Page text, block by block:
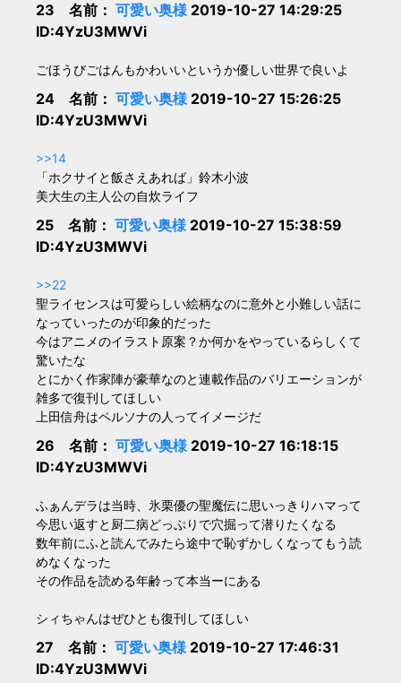
23 名前： 可愛い奥様2019-10-27 14:29:25
ID:4YzU3MWVi
ごほうびごはんもかわいいというか優しい世界で良いよ
24 名前： 可愛い奥様2019-10-27 15:26:25
ID:4YzU3MWVi
>>14
「ホクサイと飯さえあれば」鈴木小波
美大生の主人公の自炊ライフ
25 名前： 可愛い奥様2019-10-27 15:38:59
ID:4YzU3MWVi
>>22
聖ライセンスは可愛らしい絵柄なのに意外と小難しい話に
なっていったのが印象的だった
今はアニメのイラスト原案？か何かをやっているらしくて
驚いたな
とにかく作家陣が豪華なのと連載作品のバリエーションが
雑多で復刊してほしい
上田信舟はペルソナの人ってイメージだ
26 名前： 可愛い奥様2019-10-27 16:18:15
ID:4YzU3MWVi
ふぁんデラは当時、氷栗優の聖魔伝に思いっきりハマって
今思い返すと厨二病どっぷりで穴掘って潜りたくなる
数年前にふと読んでみたら途中で恥ずかしくなってもう読
めなくなった
その作品を読める年齢って本当ーにある
シィちゃんはぜひとも復刊してほしい
27 名前： 可愛い奥様2019-10-27 17:46:31
ID:4YzU3MWVi